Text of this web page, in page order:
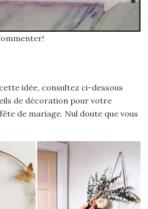
idée, consultez ci-dessous
de décoration pour votre
de mariage. Nul doute que vous